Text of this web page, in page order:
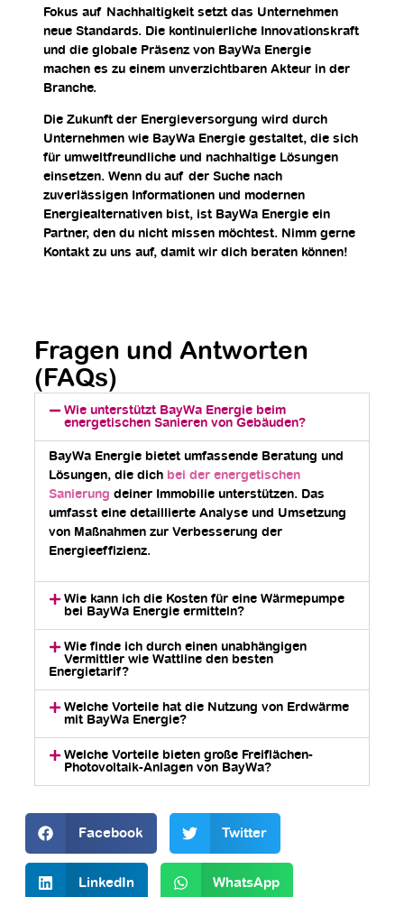
Fokus auf Nachhaltigkeit setzt das Unternehmen
neue Standards. Die kontinuierliche Innovationskraft
und die globale Präsenz von BayWa Energie
machen es zu einem unverzichtbaren Akteur in der
Branche.
Die Zukunft der Energieversorgung wird durch
Unternehmen wie BayWa Energie gestaltet, die sich
für umweltfreundliche und nachhaltige Lösungen
einsetzen. Wenn du auf der Suche nach
zuverlässigen Informationen und modernen
Energiealternativen bist, ist BayWa Energie ein
Partner, den du nicht missen möchtest. Nimm gerne
Kontakt zu uns auf, damit wir dich beraten können!
Fragen und Antworten
(FAQs)
Wie unterstützt BayWa Energie beim
energetischen Sanieren von Gebäuden?
BayWa Energie bietet umfassende Beratung und
Lösungen, die dich bei der energetischen
Sanierung deiner Immobilie unterstützen. Das
umfasst eine detaillierte Analyse und Umsetzung
von Maßnahmen zur Verbesserung der
Energieeffizienz.
Wie kann ich die Kosten für eine Wärmepumpe
bei BayWa Energie ermitteln?
Wie finde ich durch einen unabhängigen
Vermittler wie Wattline den besten
Energietarif?
Welche Vorteile hat die Nutzung von Erdwärme
mit BayWa Energie?
Welche Vorteile bieten große Freiflächen-
Photovoltaik-Anlagen von BayWa?
Facebook Twitter
LinkedIn WhatsApp